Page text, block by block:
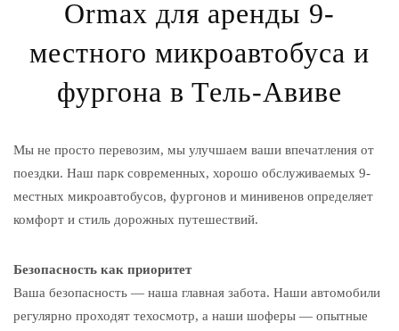
Ormax для аренды 9-
местного микроавтобуса и
фургона в Тель-Авиве
Мы не просто перевозим, мы улучшаем ваши впечатления от
поездки. Наш парк современных, хорошо обслуживаемых 9-
местных микроавтобусов, фургонов и минивенов определяет
комфорт и стиль дорожных путешествий.
Безопасность как приоритет
Ваша безопасность — наша главная забота. Наши автомобили
регулярно проходят техосмотр, а наши шоферы — опытные